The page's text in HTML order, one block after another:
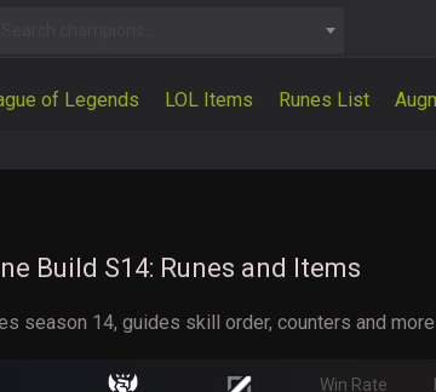
of Legends LOL Items Runes List
Build S14: Runes and Items
season 14, guides skill order, counters and
Win Rate